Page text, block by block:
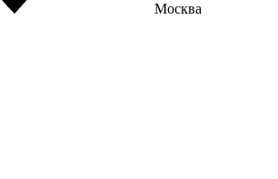
Москва